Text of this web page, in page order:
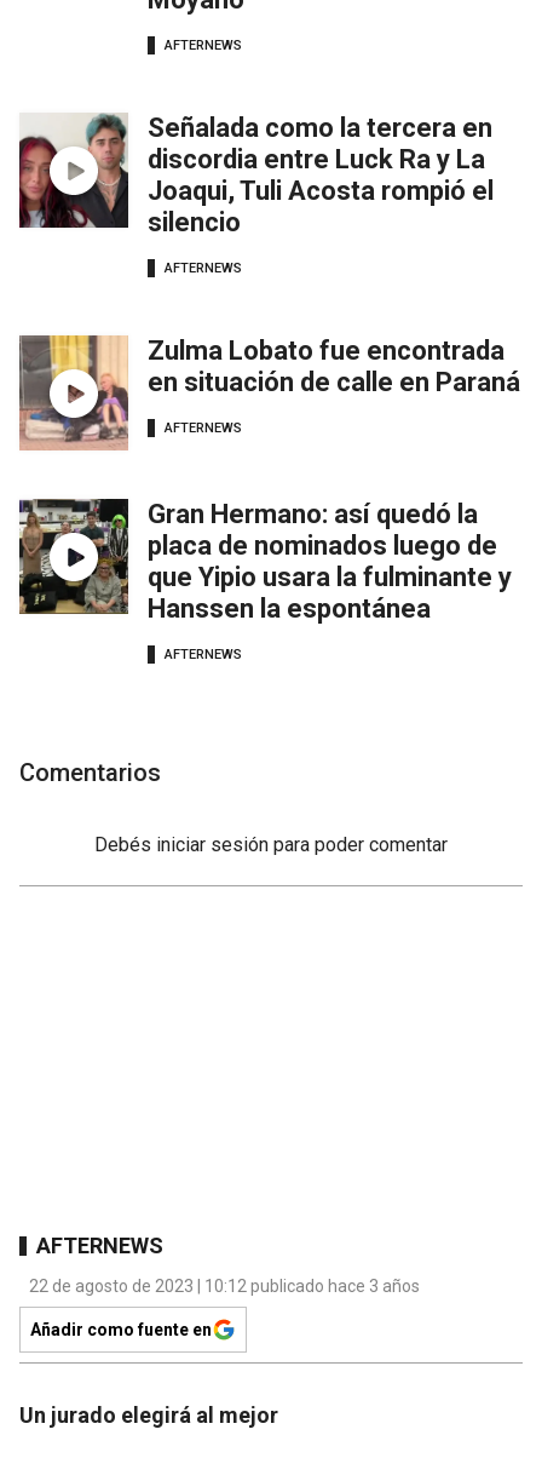
AFTERNEWS
Señalada como la tercera en
discordia entre Luck Ra y La
Joaqui, Tuli Acosta rompió el
silencio
AFTERNEWS
Zulma Lobato fue encontrada
en situación de calle en Paraná
AFTERNEWS
Gran Hermano: así quedó la
placa de nominados luego de
que Yipio usara la fulminante y
Hanssen la espontánea
AFTERNEWS
Comentarios
Debés iniciar sesión para poder comentar
AFTERNEWS
22 de agosto de 2023 | 10:12 publicado hace 3 años
Añadir como fuente en
Un jurado elegirá al mejor